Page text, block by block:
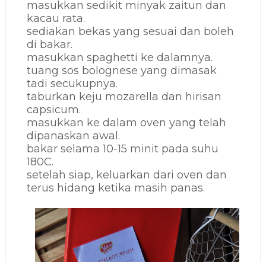
masukkan sedikit minyak zaitun dan
kacau rata.
sediakan bekas yang sesuai dan boleh
di bakar.
masukkan spaghetti ke dalamnya.
tuang sos bolognese yang dimasak
tadi secukupnya.
taburkan keju mozarella dan hirisan
capsicum.
masukkan ke dalam oven yang telah
dipanaskan awal.
bakar selama 10-15 minit pada suhu
180C.
setelah siap, keluarkan dari oven dan
terus hidang ketika masih panas.